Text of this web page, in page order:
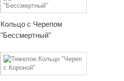
Кольцо с Черепом
"Бессмертный"